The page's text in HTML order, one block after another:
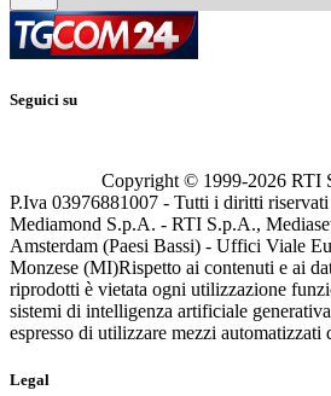
Seguici su
Copyright © 1999-2026 RTI
P.Iva 03976881007 - Tutti i diritti
Mediamond S.p.A. - RTI S.p.A.,
Amsterdam (Paesi Bassi) - Uffici Viale
Monzese (MI)Rispetto ai contenuti e ai
riprodotti è vietata ogni utilizzazione
sistemi di intelligenza artificiale
espresso di utilizzare mezzi automatizzati
Legal